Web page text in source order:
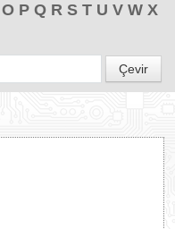
TƏDBİRLƏR
PROQRAMLAR
O P Q R S T U V W X
Çevir